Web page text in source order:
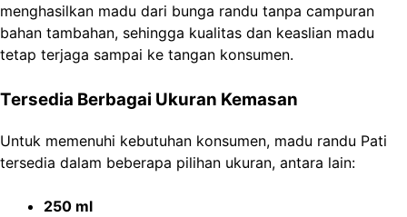
menghasilkan madu dari bunga randu tanpa campuran
bahan tambahan, sehingga kualitas dan keaslian madu
tetap terjaga sampai ke tangan konsumen.
Tersedia Berbagai Ukuran Kemasan
Untuk memenuhi kebutuhan konsumen, madu randu Pati
tersedia dalam beberapa pilihan ukuran, antara lain:
250 ml